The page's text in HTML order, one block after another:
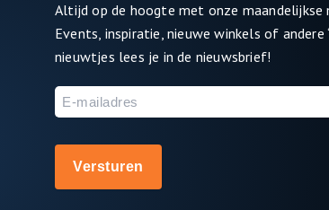
Altijd op de hoogte met onze maandelijkse
Events, inspiratie, nieuwe winkels of andere
nieuwtjes lees je in de nieuwsbrief!
E-
mailadres